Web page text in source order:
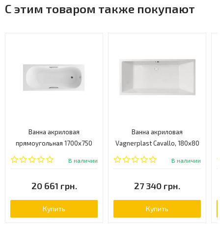
С этим товаром также покупают
Ванна акриловая
прямоугольная 1700x750
Excellent Clesis
В наличии
20 661 грн.
Купить
Ванна акриловая
Vagnerplast Cavallo, 180x80
(VPBA180CAV2X-04)
В наличии
27 340 грн.
Купить